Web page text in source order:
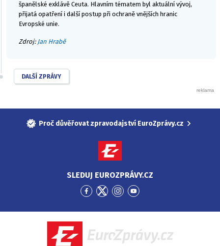
španělské exklávě Ceuta. Hlavním tématem byl aktuální vývoj,
přijatá opatření i další postup při ochraně vnějších hranic
Evropské unie.
Zdroj: Jan Hrabě
DALŠÍ ZPRÁVY
Proč důvěřovat zpravodajství EuroZprávy.cz
SLEDUJ EUROZPRÁVY.CZ
Přejít
Facebook
Přejít
Twitter
Přejít
Instagram
Přejít
YouTube
EuroZprávy.cz